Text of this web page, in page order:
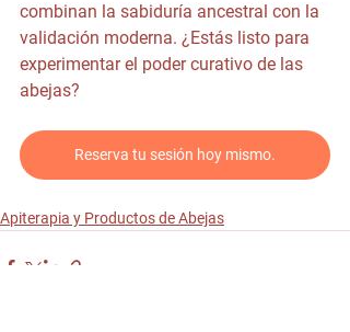
combinan la sabiduría ancestral con la
validación moderna. ¿Estás listo para
experimentar el poder curativo de las
abejas?
Reserva tu sesión hoy mismo.
Apiterapia y Productos de Abejas